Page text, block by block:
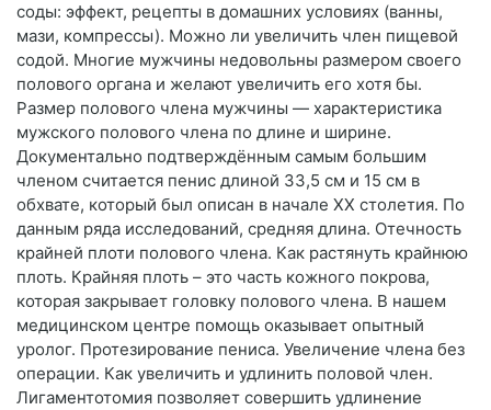
соды: эффект, рецепты в домашних условиях (ванны,
мази, компрессы). Можно ли увеличить член пищевой
содой. Многие мужчины недовольны размером своего
полового органа и желают увеличить его хотя бы.
Размер полового члена мужчины — характеристика
мужского полового члена по длине и ширине.
Документально подтверждённым самым большим
членом считается пенис длиной 33,5 см и 15 см в
обхвате, который был описан в начале ΧΧ столетия. По
данным ряда исследований, средняя длина. Отечность
крайней плоти полового члена. Как растянуть крайнюю
плоть. Крайняя плоть – это часть кожного покрова,
которая закрывает головку полового члена. В нашем
медицинском центре помощь оказывает опытный
уролог. Протезирование пениса. Увеличение члена без
операции. Как увеличить и удлинить половой член.
Лигаментотомия позволяет совершить удлинение